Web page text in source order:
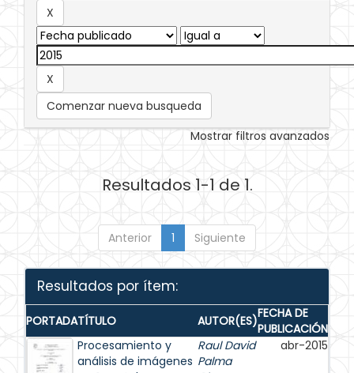
Comenzar nueva busqueda
Mostrar filtros avanzados
Resultados 1-1 de 1.
Anterior 1 Siguiente
Resultados por ítem:
PORTADATÍTULO AUTOR(ES)FECHA DE
PUBLICACIÓN
Procesamiento y
análisis de imágenes
Raul David
Palma
abr-2015